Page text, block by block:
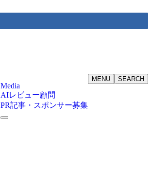
Media
AIレビュー顧問
PR記事・スポンサー募集
SEARCH
MENU